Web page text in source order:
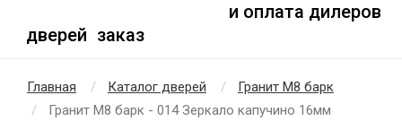
дверей заказ
и оплата дилеров
Главная Каталог дверей
Гранит М8 барк
Гранит М8 барк - 014 Зеркало капучино 16мм